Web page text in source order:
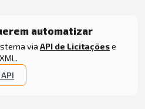
automatizar
via API de Licitaçõese